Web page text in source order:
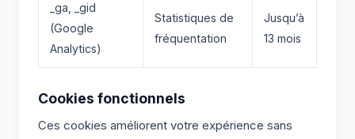
_ga, _gid
(Google
Analytics)
Statistiques de
fréquentation
Jusqu’à
13 mois
Cookies fonctionnels
Ces cookies améliorent votre expérience sans